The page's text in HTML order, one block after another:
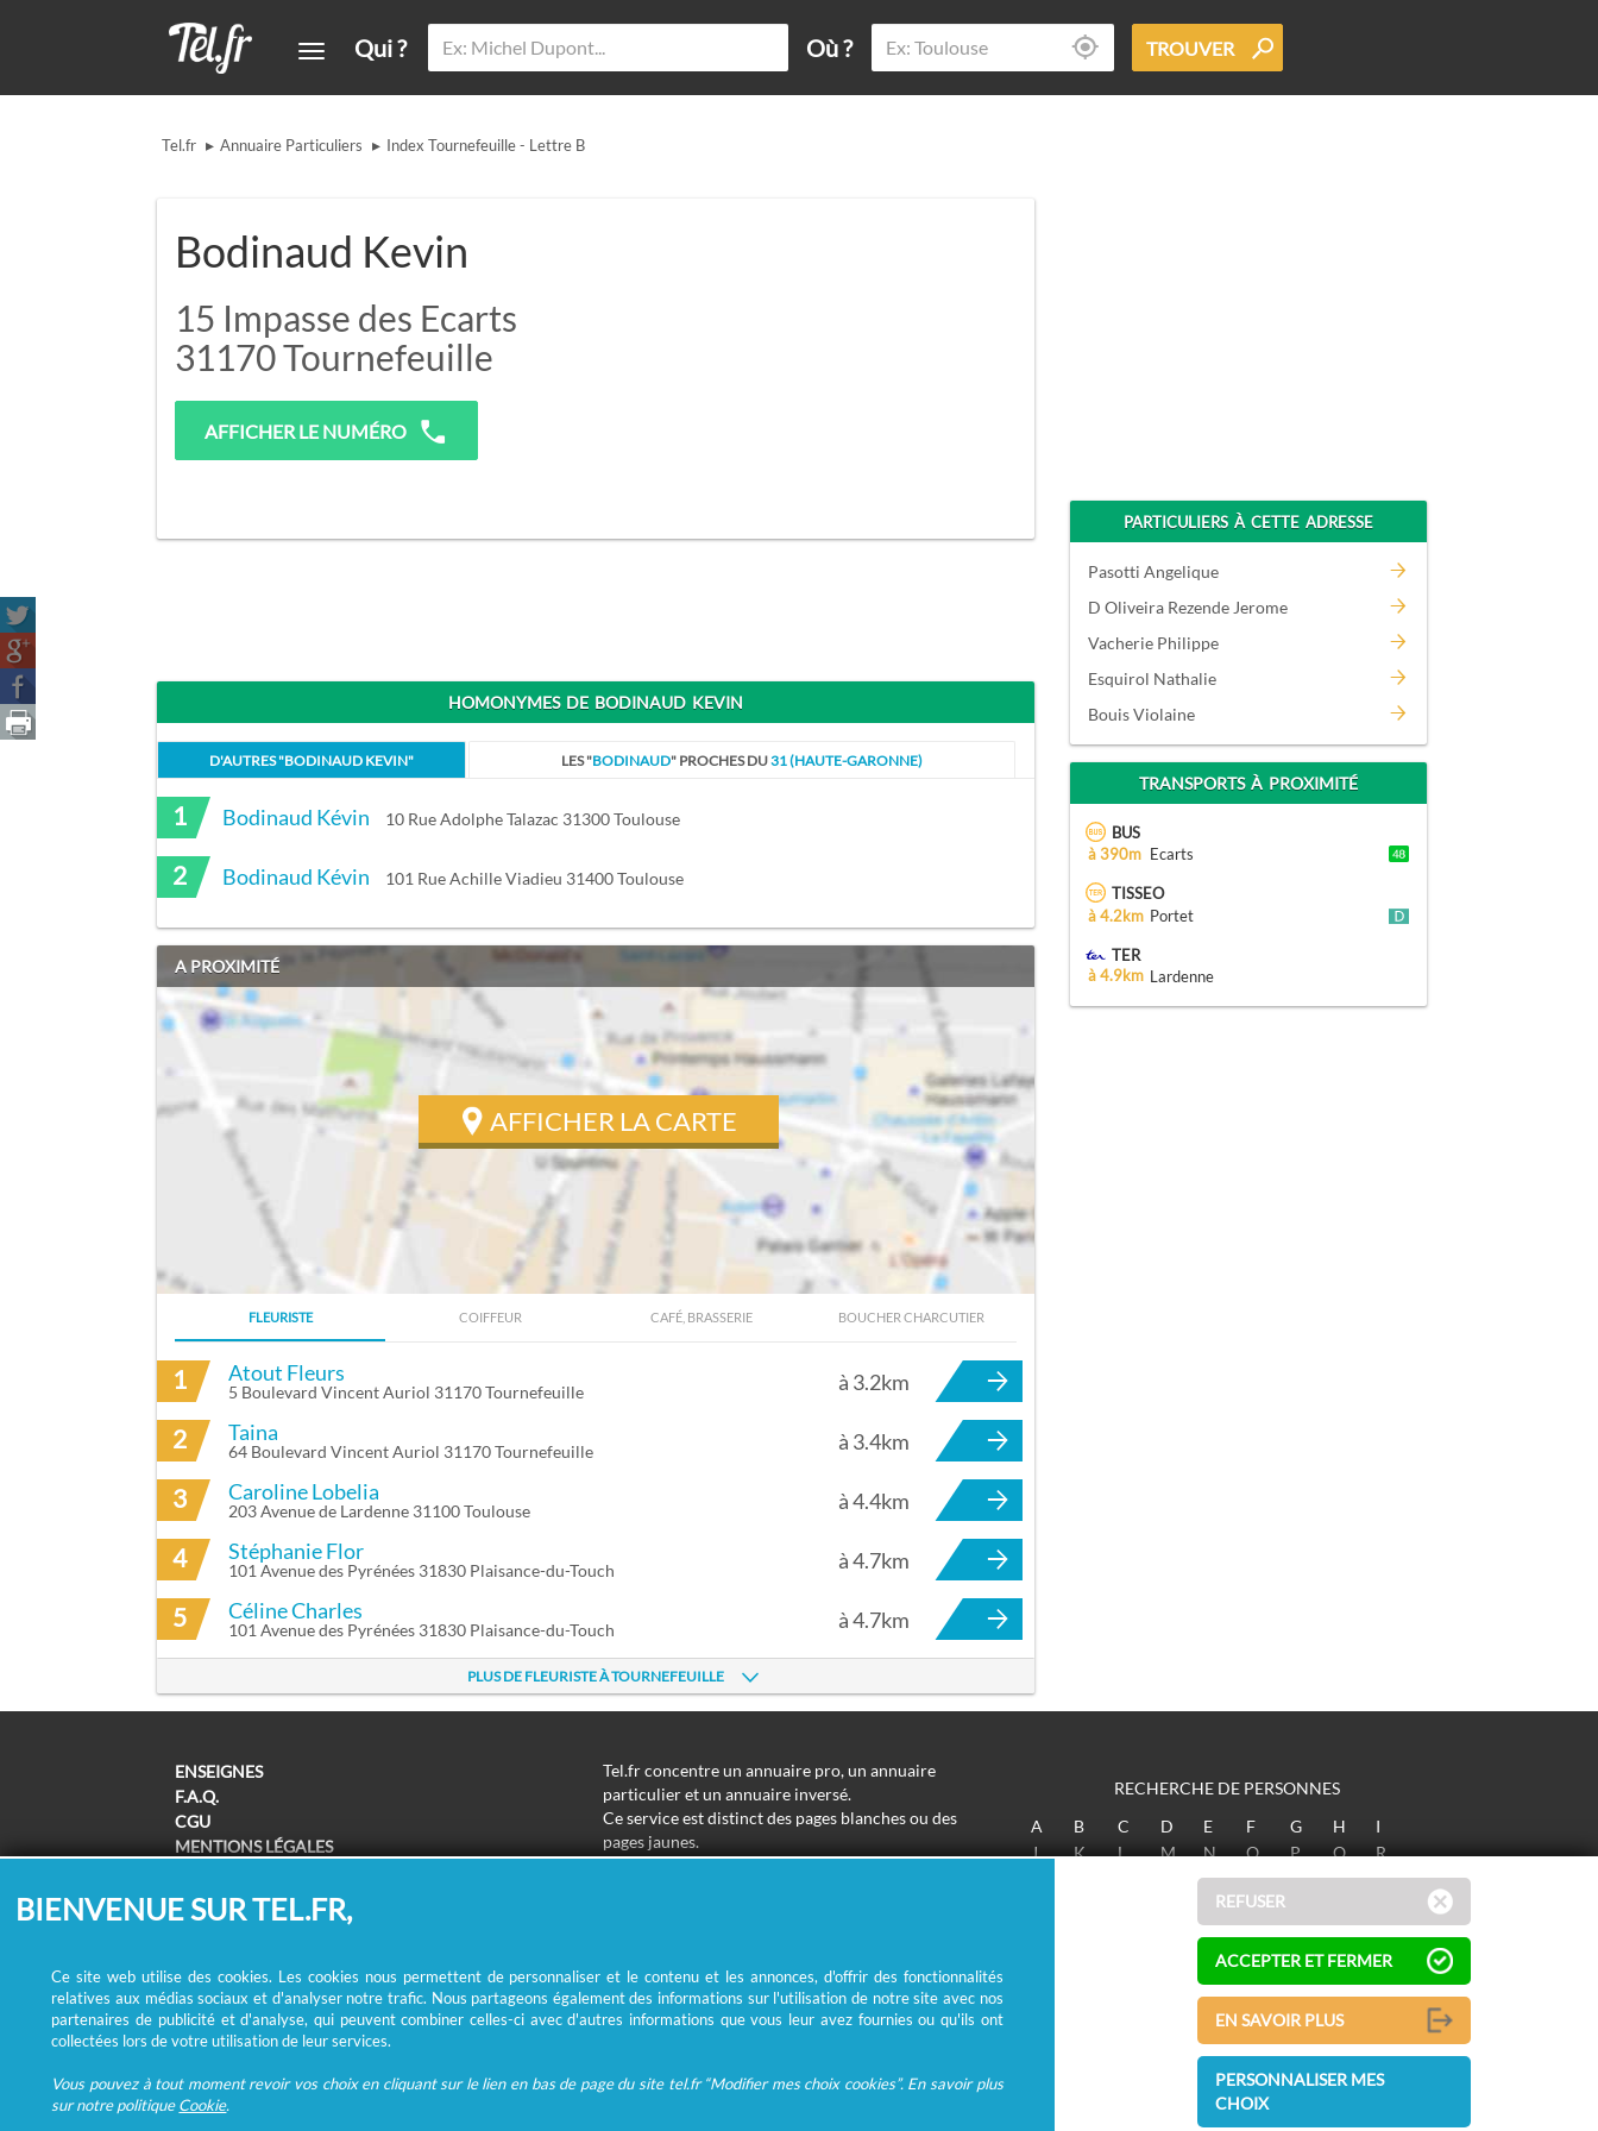
Qui ? Où ? TROUVER
Tel.fr ▸ Annuaire Particuliers ▸ Index Tournefeuille - Lettre B
Bodinaud Kevin
15 Impasse des Ecarts
31170Tournefeuille
AFFICHER LE NUMÉRO
HOMONYMES DE BODINAUD KEVIN
D'AUTRES "BODINAUD KEVIN" LES "BODINAUD" PROCHES DU31 (HAUTE-GARONNE)
1 Bodinaud Kévin 10 Rue Adolphe Talazac 31300 Toulouse
2 Bodinaud Kévin 101 Rue Achille Viadieu 31400 Toulouse
A PROXIMITÉ
AFFICHER LA CARTE
ITINÉRAIRE VERS BODINAUD KEVIN À TOURNEFEUILLE
FLEURISTE COIFFEUR CAFÉ, BRASSERIE BOUCHER CHARCUTIER
1 Atout Fleurs
5 Boulevard Vincent Auriol 31170 Tournefeuille à 3.2km
2 Taina
64 Boulevard Vincent Auriol 31170 Tournefeuille à 3.4km
3 Caroline Lobelia
203 Avenue de Lardenne 31100 Toulouse à 4.4km
4 Stéphanie Flor
101 Avenue des Pyrénées 31830 Plaisance-du-Touch à 4.7km
5 Céline Charles
101 Avenue des Pyrénées 31830 Plaisance-du-Touch à 4.7km
PLUS DE FLEURISTE À TOURNEFEUILLE
PARTICULIERS À CETTE ADRESSE
Pasotti Angelique
D Oliveira Rezende Jerome
Vacherie Philippe
Esquirol Nathalie
Bouis Violaine
TRANSPORTS À PROXIMITÉ
BUS
à 390m Ecarts
TISSEO
à 4.2km Portet
TER
à 4.9km
Lardenne
ENSEIGNES
F.A.Q.
CGU
MENTIONS LÉGALES
POLITIQUE DE COOKIES
MODIFIER MES CHOIX COOKIES
REMBOURSEMENT
Tel.fr concentre un annuaire pro, un annuaire
particulier et un annuaire inversé.
Ce service est distinct des pages blanches ou des
pages jaunes.
Les informations utilisées peuvent donc varier en
nom ou un métier.
Enfin, l'annuaire inversé permet de trouver l'identité
derrière un numéro de téléphone inconnu.
RECHERCHE DE PERSONNES
A
B C D E F G H
I
J
K L M N O P Q
R
W X Y Z
© Ecométrie 2026
BIENVENUE SUR TEL.FR,
Ce site web utilise des cookies. Les cookies nous permettent de personnaliser et le contenu et les annonces, d'offrir des fonctionnalités
relatives aux médias sociaux et d'analyser notre trafic. Nous partageons également des informations sur l'utilisation de notre site avec nos
partenaires de publicité et d'analyse, qui peuvent combiner celles-ci avec d'autres informations que vous leur avez fournies ou qu'ils ont
collectées lors de votre utilisation de leur services.
Vous pouvez à tout moment revoir vos choix en cliquant sur le lien en bas de page du site tel.fr “Modifier mes choix cookies”. En savoir plus
sur notre politiqueCookie.
REFUSER
ACCEPTER ET FERMER
EN SAVOIR PLUS
PERSONNALISER MES
CHOIX